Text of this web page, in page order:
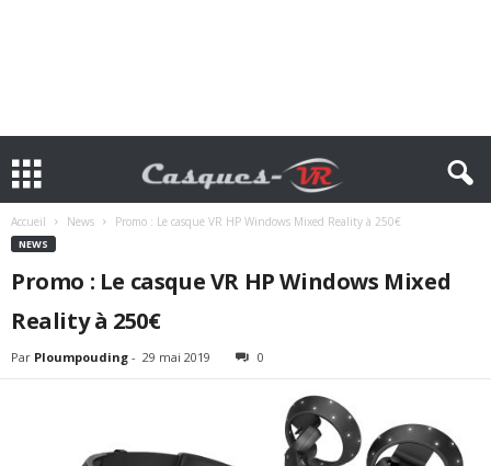
Accueil News Promo : Le casque VR HP Windows Mixed Reality à 250€
NEWS
Promo : Le casque VR HP Windows Mixed
Reality à 250€
Par Ploumpouding - 29 mai 2019 0